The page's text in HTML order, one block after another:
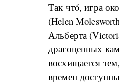
Так чтό, игра
(Helen
Альберта
драгоценных
восхищается
времен